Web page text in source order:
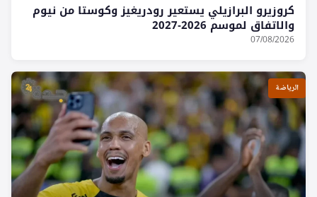
كروزيرو البرازيلي يستعير رودريغيز وكوستا من نيوم
والاتفاق لموسم 2026-2027
07/08/2026
الرياضة